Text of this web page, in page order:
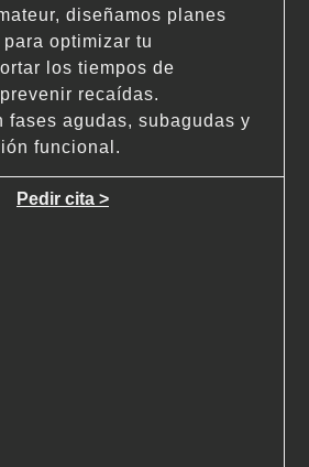
diseñamos planes
optimizar tu
los tiempos de
recaídas.
fases agudas, subagudas y
funcional.
Pedir cita >